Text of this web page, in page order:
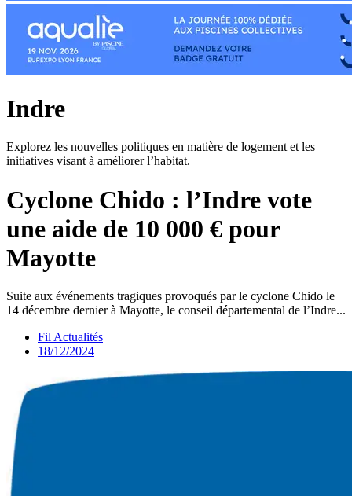
Indre
Explorez les nouvelles politiques en matière de logement et les
initiatives visant à améliorer l’habitat.
Cyclone Chido : l’Indre vote
une aide de 10 000 € pour
Mayotte
Suite aux événements tragiques provoqués par le cyclone Chido le
14 décembre dernier à Mayotte, le conseil départemental de l’Indre...
Fil Actualités
18/12/2024